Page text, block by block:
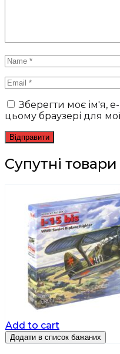
Зберегти моє ім'я,
цьому браузері для
Супутні товари
Add to cart
Додати в список бажаних